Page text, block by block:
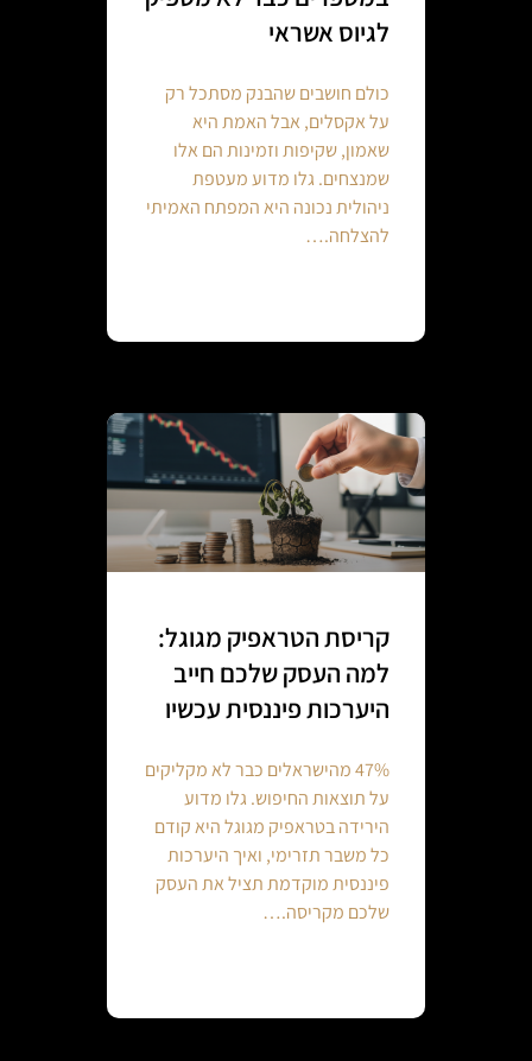
לגיוס אשראי
כולם חושבים שהבנק מסתכל רק
על אקסלים, אבל האמת היא
שאמון, שקיפות וזמינות הם אלו
שמנצחים. גלו מדוע מעטפת
ניהולית נכונה היא המפתח האמיתי
להצלחה.…
קריסת הטראפיק מגוגל:
למה העסק שלכם חייב
היערכות פיננסית עכשיו
47% מהישראלים כבר לא מקליקים
על תוצאות החיפוש. גלו מדוע
הירידה בטראפיק מגוגל היא קודם
כל משבר תזרימי, ואיך היערכות
פיננסית מוקדמת תציל את העסק
שלכם מקריסה.…